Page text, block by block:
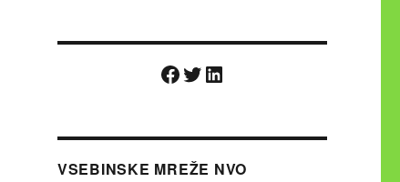
Facebook
Twitter
LinkedIn
VSEBINSKE MREŽE NVO